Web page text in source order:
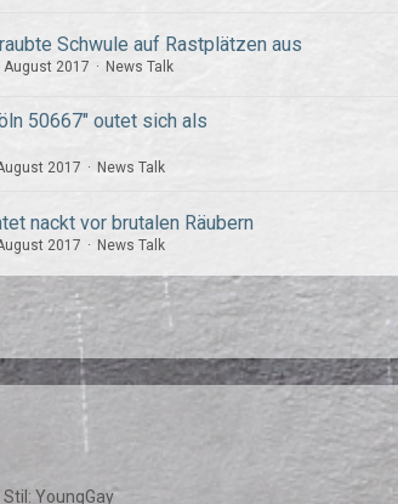
Schwule auf Rastplätzen aus
August 2017 News Talk
50667" outet sich als
2017 News Talk
nackt vor brutalen Räubern
2017 News Talk
Stil: YoungGay